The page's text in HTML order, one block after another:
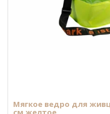
Мягкое ведро для